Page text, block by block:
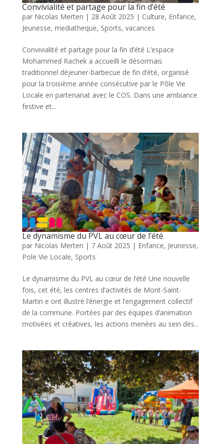
Convivialité et partage pour la fin d’été
par Nicolas Merten | 28 Août 2025 | Culture, Enfance,
Jeunesse, mediatheque, Sports, vacances
Convivialité et partage pour la fin d’été L’espace
Mohammed Rachek a accueilli le désormais
traditionnel déjeuner-barbecue de fin d’été, organisé
pour la troisième année consécutive par le Pôle Vie
Locale en partenariat avec le COS. Dans une ambiance
festive et...
Le dynamisme du PVL au cœur de l’été
par Nicolas Merten | 7 Août 2025 | Enfance, Jeunesse,
Pole Vie Locale, Sports
Le dynamisme du PVL au cœur de l’été Une nouvelle
fois, cet été, les centres d’activités de Mont-Saint-
Martin e ont illustré l’énergie et l’engagement collectif
de la commune. Portées par des équipes d’animation
motivées et créatives, les actions menées au sein des...